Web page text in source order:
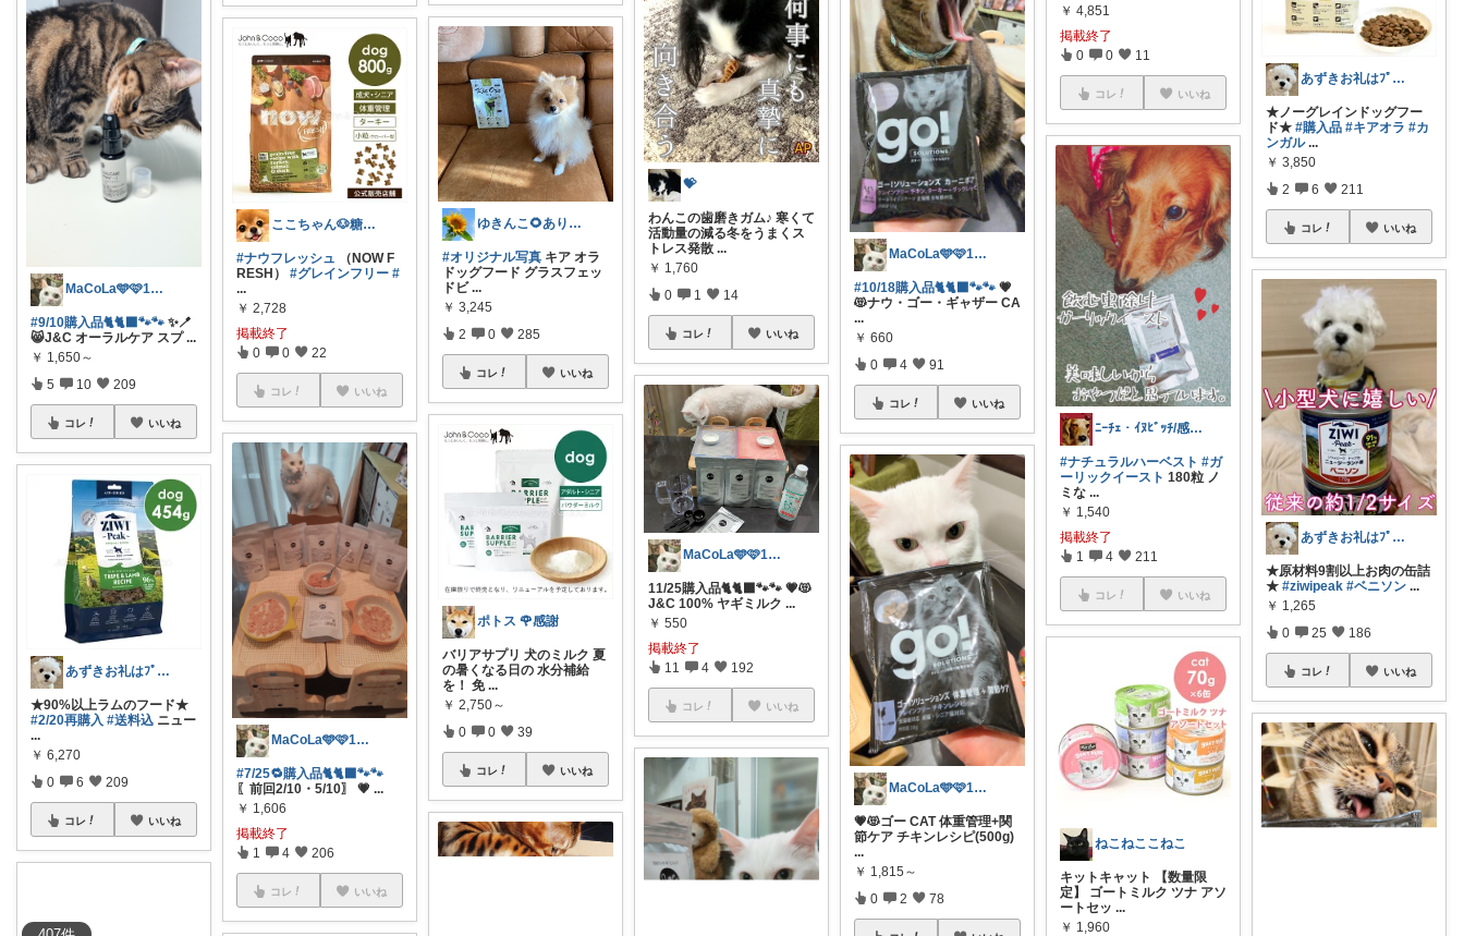
MaCoLa🩵🩷1号店閉店です🙇
#9/10購入品🐈🐈‍⬛🐾🐾 ✨🪥
😸J&C オーラルケア スプ ...
￥ 1,650～
5 10 209
コレ いいね
あずきお礼はﾌﾟﾛﾌにて🐢💦
★90%以上ラムのフード★
#2/20再購入 #送料込 ニュー
...
￥ 6,270
0 6 209
コレ いいね
ここちゃん🐶糖代謝大事だよ 感謝💕
#ナウフレッシュ （NOW F
RESH）#グレインフリー #
...
￥ 2,728
掲載終了
0 0 22
コレ いいね
MaCoLa🩵🩷1号店閉店です🙇
#7/25🔁購入品🐈🐈‍⬛🐾🐾
〖前回2/10・5/10〗 💗 ...
￥ 1,606
掲載終了
1 4 206
コレ いいね
ゆきんこ🌻ありがとうございます💕
#オリジナル写真 キア オラ
ドッグフード グラスフェッ
ドビ ...
￥ 3,245
2 0 285
コレ いいね
ポトス 🌹感謝
バリアサプリ 犬のミルク 夏
の暑くなる日の 水分補給
を！ 免 ...
￥ 2,750～
0 0 39
コレ いいね
💝
わんこの歯磨きガム♪ 寒くて
活動量の減る冬をうまくス
トレス発散 ...
￥ 1,760
0 1 14
コレ いいね
MaCoLa🩵🩷1号店閉店です🙇
11/25購入品🐈🐈‍⬛🐾🐾 💗😻
J&C 100% ヤギミルク ...
￥ 550
掲載終了
11 4 192
コレ いいね
MaCoLa🩵🩷1号店閉店です🙇
#10/18購入品🐈🐈‍⬛🐾🐾 💗
😻ナウ・ゴー・ギャザー CA
...
￥ 660
0 4 91
コレ いいね
MaCoLa🩵🩷1号店閉店です🙇
💗😻ゴー CAT 体重管理+関
節ケア チキンレシピ(500g)
...
￥ 1,815～
0 2 78
￥ 4,851
掲載終了
0 0 11
コレ いいね
ﾆｰﾁｪ・ｲﾇﾋﾞｯﾁ/感謝✨主に購入
#ナチュラルハーベスト #ガ
ーリックイースト 180粒 ノ
ミな ...
￥ 1,540
掲載終了
1 4 211
コレ いいね
ねこねここねこ
キットキャット 【数量限
定】 ゴートミルク ツナ アソ
ートセッ ...
￥ 1,960
あずきお礼はﾌﾟﾛﾌにて🐢💦
★ノーグレインドッグフー
ド★#購入品 #キアオラ #カ
ンガル ...
￥ 3,850
2 6 211
コレ いいね
あずきお礼はﾌﾟﾛﾌにて🐢💦
★原材料9割以上お肉の缶詰
★#ziwipeak #ベニソン ...
￥ 1,265
0 25 186
コレ いいね